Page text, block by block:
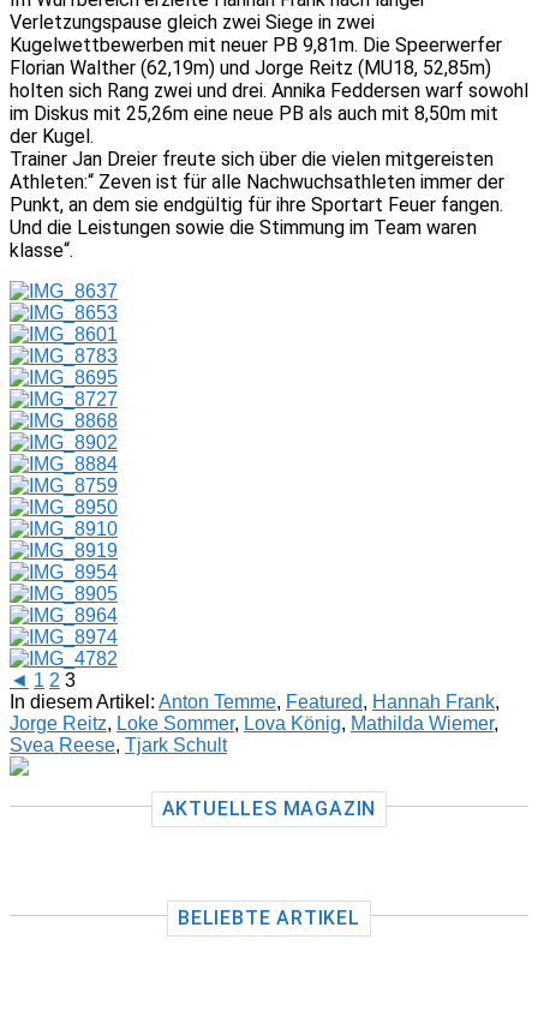
Verletzungspause gleich zwei Siege in zwei
Kugelwettbewerben mit neuer PB 9,81m. Die Speerwerfer
Florian Walther (62,19m) und Jorge Reitz (MU18, 52,85m)
holten sich Rang zwei und drei. Annika Feddersen warf sowohl
im Diskus mit 25,26m eine neue PB als auch mit 8,50m mit
der Kugel.
Trainer Jan Dreier freute sich über die vielen mitgereisten
Athleten:“ Zeven ist für alle Nachwuchsathleten immer der
Punkt, an dem sie endgültig für ihre Sportart Feuer fangen.
Und die Leistungen sowie die Stimmung im Team waren
klasse“.
◄ 1 2 3
In diesem Artikel: Anton Temme, Featured, Hannah Frank,
Jorge Reitz, Loke Sommer, Lova König, Mathilda Wiemer,
Svea Reese, Tjark Schult
AKTUELLES MAGAZIN
BELIEBTE ARTIKEL